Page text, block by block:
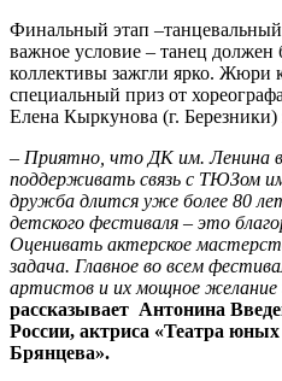
Финальный этап
важное условие – танец
коллективы зажгли ярко. Жюри
специальный приз от
Елена Кыркунова (г.
– Приятно, что ДК им. Ленина
поддерживать связь с ТЮЗом
дружба длится уже более 80
детского фестиваля – это
Оценивать актерское
задача. Главное во всем
артистов и их мощное желание
рассказывает ­­ Антонина
России, актриса «Театра
Брянцева».